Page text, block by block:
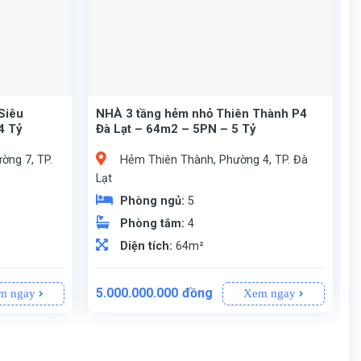
Tỷ
7, TP.
ngay
NHÀ 3 tầng hẻm nhỏ Thiên Thành P4
Đà Lạt – 64m2 – 5PN – 5 Tỷ
Hẻm Thiên Thành, Phường 4, TP. Đà
Lạt
Phòng ngủ:5
Phòng tắm:4
Diện tích:64m²
Giá
gốc
5.000.000.000 đồng
Giá
hiện
tại
Xem ngay